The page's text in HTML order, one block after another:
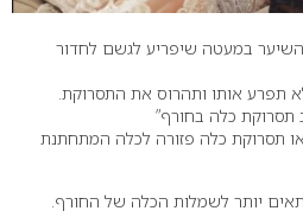
במעטה שיפריע לגשם לחדור
תפרע אותו ותהרוס את התסרוקת.
תסרוקת כלה בחורף”
תסרוקת כלה פזורה לכלה המתחתנת
יותר לשמלות הכלה של החורף.